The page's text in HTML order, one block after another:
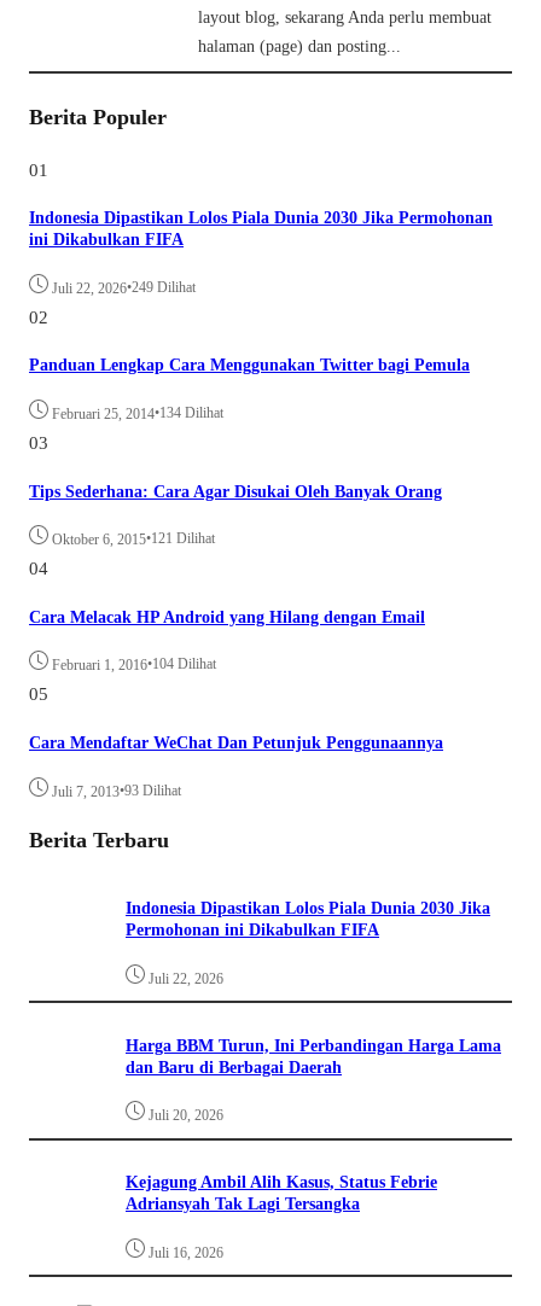
layout blog, sekarang Anda perlu membuat
halaman (page) dan posting...
Berita Populer
01
Indonesia Dipastikan Lolos Piala Dunia 2030 Jika Permohonan
ini Dikabulkan FIFA
Juli 22, 2026•249 Dilihat
02
Panduan Lengkap Cara Menggunakan Twitter bagi Pemula
Februari 25, 2014•134 Dilihat
03
Tips Sederhana: Cara Agar Disukai Oleh Banyak Orang
Oktober 6, 2015•121 Dilihat
04
Cara Melacak HP Android yang Hilang dengan Email
Februari 1, 2016•104 Dilihat
05
Cara Mendaftar WeChat Dan Petunjuk Penggunaannya
Juli 7, 2013•93 Dilihat
Berita Terbaru
Indonesia Dipastikan Lolos Piala Dunia 2030 Jika
Permohonan ini Dikabulkan FIFA
Juli 22, 2026
Harga BBM Turun, Ini Perbandingan Harga Lama
dan Baru di Berbagai Daerah
Juli 20, 2026
Kejagung Ambil Alih Kasus, Status Febrie
Adriansyah Tak Lagi Tersangka
Juli 16, 2026